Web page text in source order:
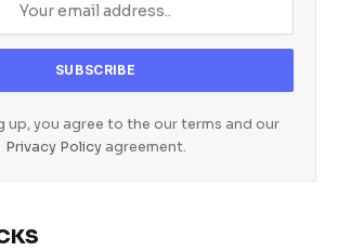
up, you agree to the our terms and our
Privacy Policyagreement.